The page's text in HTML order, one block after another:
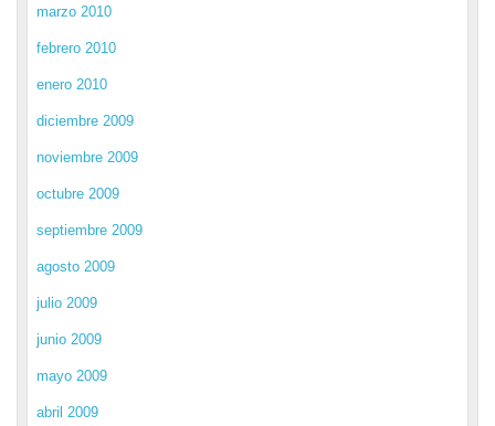
marzo 2010
febrero 2010
enero 2010
diciembre 2009
noviembre 2009
octubre 2009
septiembre 2009
agosto 2009
julio 2009
junio 2009
mayo 2009
abril 2009